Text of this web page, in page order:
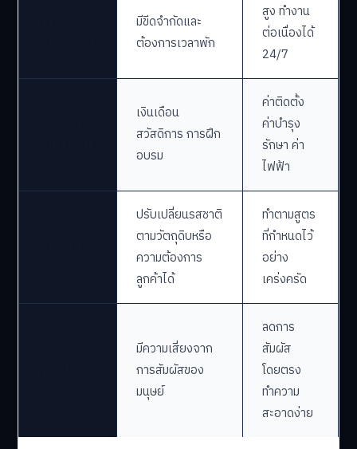
มีขีดจำกัดและ
ต้องการเวลาพัก
สูง ทำงาน
ต่อเนื่องได้
24/7
เงินเดือน
สวัสดิการ การฝึก
อบรม
ค่าติดตั้ง
ค่าบำรุง
รักษา ค่า
ไฟฟ้า
ปรับเปลี่ยนรสชาติ
ตามวัตถุดิบหรือ
ความต้องการ
ลูกค้าได้
ทำตามสูตร
ที่กำหนดไว้
อย่าง
เคร่งครัด
มีความเสี่ยงจาก
การสัมผัสของ
มนุษย์
ลดการ
สัมผัส
โดยตรง
ทำความ
สะอาดง่าย